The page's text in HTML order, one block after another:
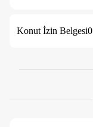
Klima, oturma
Ayrıca Gazipaşa
20 Kişiye kadar
Konut İzin Belgesi